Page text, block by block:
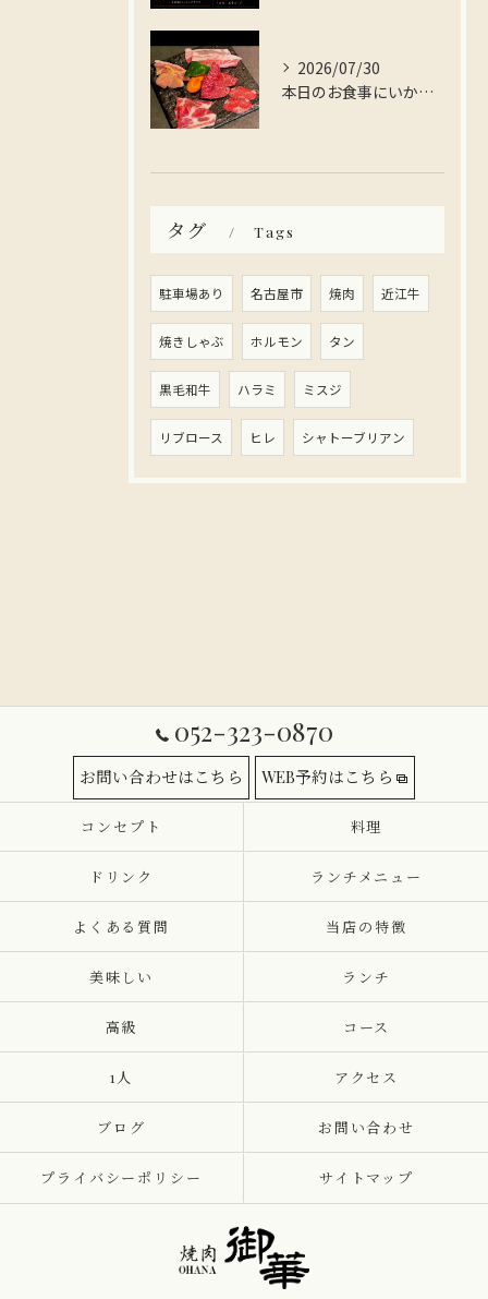
2026/07/30
本日のお食事にいかがですか？
タグ Tags
駐車場あり 名古屋市 焼肉 近江牛
焼きしゃぶ ホルモン タン
黒毛和牛 ハラミ ミスジ
リブロース ヒレ シャトーブリアン
052-323-0870
お問い合わせはこちら WEB予約はこちら
コンセプト 料理
ドリンク ランチメニュー
よくある質問 当店の特徴
美味しい ランチ
高級 コース
1人 アクセス
ブログ お問い合わせ
プライバシーポリシー サイトマップ